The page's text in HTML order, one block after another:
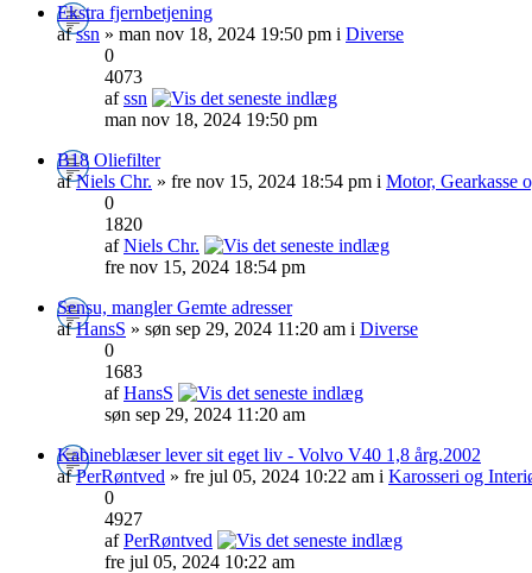
Ekstra fjernbetjening
afssn » man nov 18, 2024 19:50 pm i Diverse
0
4073
afssn
man nov 18, 2024 19:50 pm
B18 Oliefilter
afNiels Chr. » fre nov 15, 2024 18:54 pm i Motor, Gearkasse
0
1820
afNiels Chr.
fre nov 15, 2024 18:54 pm
Sensu, mangler Gemte adresser
afHansS » søn sep 29, 2024 11:20 am i Diverse
0
1683
afHansS
søn sep 29, 2024 11:20 am
Kabineblæser lever sit eget liv - Volvo V40 1,8 årg.2002
afPerRøntved » fre jul 05, 2024 10:22 am i Karosseri og
0
4927
afPerRøntved
fre jul 05, 2024 10:22 am